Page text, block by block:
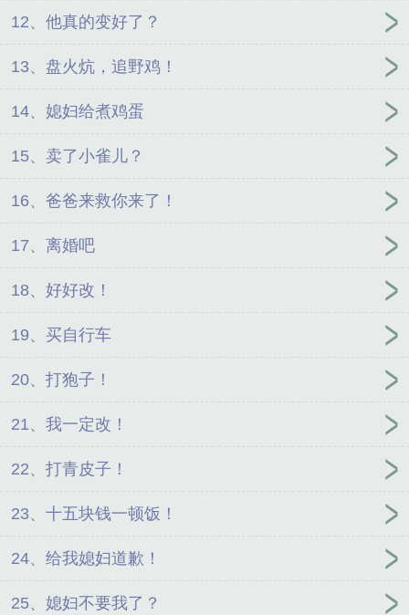
12、他真的变好了？
13、盘火炕，追野鸡！
14、媳妇给煮鸡蛋
15、卖了小雀儿？
16、爸爸来救你来了！
17、离婚吧
18、好好改！
19、买自行车
20、打狍子！
21、我一定改！
22、打青皮子！
23、十五块钱一顿饭！
24、给我媳妇道歉！
25、媳妇不要我了？